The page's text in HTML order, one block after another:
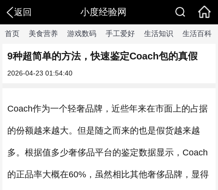
返回 小度经验网
首页 美食营养 游戏数码 手工爱好 生活知识 生活百科
9种超简单的方法，快速鉴定Coach包的真假
2026-04-23 01:54:40
Coach作为一个轻奢品牌，近些年来在市面上的占据
的份额越来越大。但是随之而来的也是假货越来越
多。根据值多少奢侈品平台的鉴定数据显示，Coach
的正品率大概在60%，虽然相比其他奢侈品牌，显得